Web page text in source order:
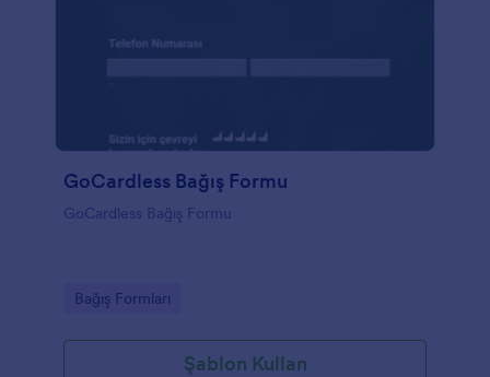
GoCardless Bağış Formu
GoCardless Bağış Formu
Go to Category:
Bağış Formları
Şablon Kullan